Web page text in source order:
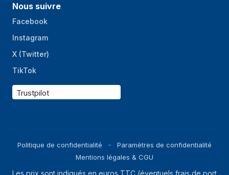
Nous suivre
Facebook
Instagram
X (Twitter)
TikTok
Trustpilot
Politique de confidentialité
Paramètres de confidentialité
Mentions légales & CGU
Les prix sont indiqués en euros TTC (éventuels frais de port